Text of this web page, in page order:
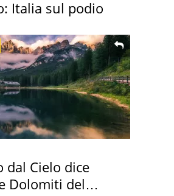
Italia sul podio
dal Cielo dice
Dolomiti del